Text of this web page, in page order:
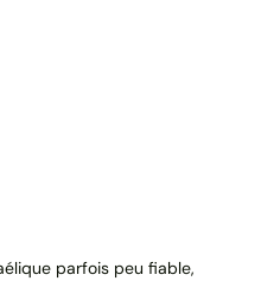
parfois peu fiable,